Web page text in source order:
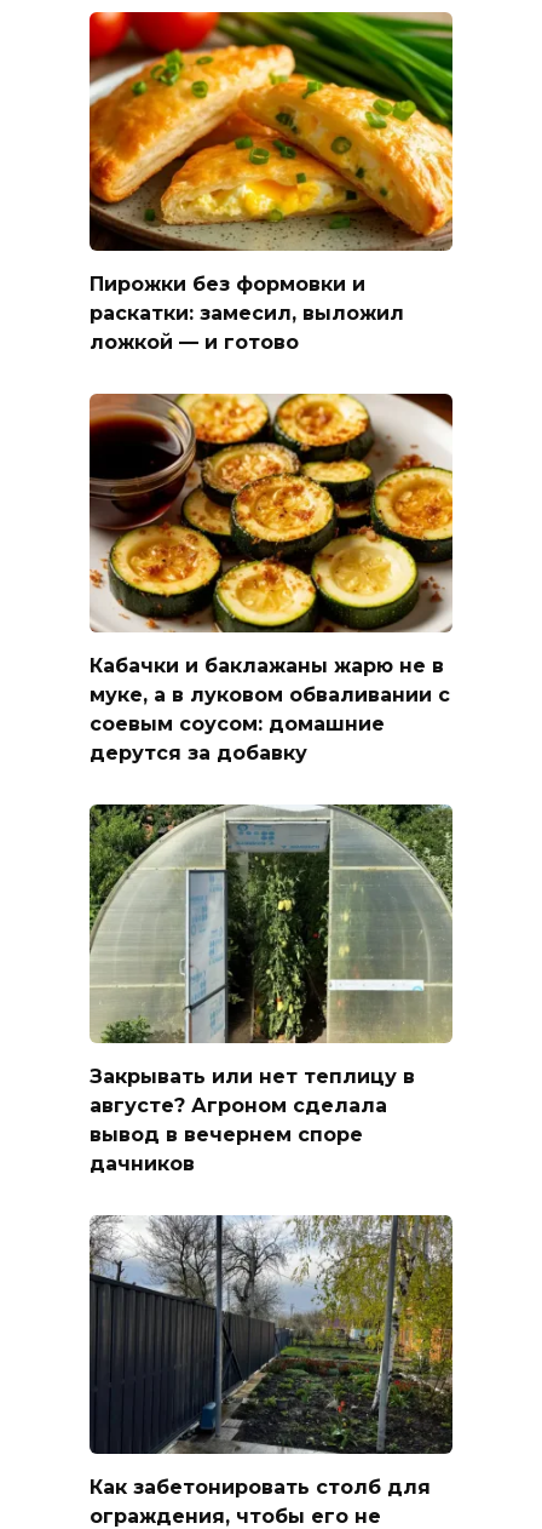
Пирожки без формовки и
раскатки: замесил, выложил
ложкой — и готово
Кабачки и баклажаны жарю не в
муке, а в луковом обваливании с
соевым соусом: домашние
дерутся за добавку
Закрывать или нет теплицу в
августе? Агроном сделала
вывод в вечернем споре
дачников
Как забетонировать столб для
ограждения, чтобы его не